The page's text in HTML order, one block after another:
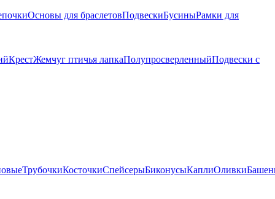
Основы для браслетовПодвескиБусиныРамки для
КрестЖемчуг птичья лапкаПолупросверленныйПодвески с
ТрубочкиКосточкиСпейсерыБиконусыКаплиОливки